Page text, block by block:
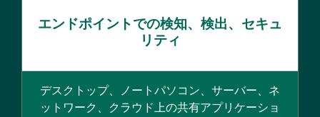
エンドポイントでの検知、検出、セキュ
リティ
デスクトップ、ノートパソコン、サーバー、ネ
ットワーク、クラウド上の共有アプリケーショ